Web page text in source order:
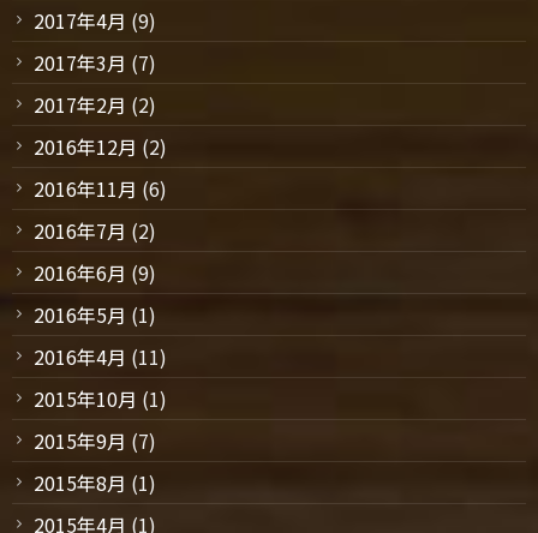
2017年4月 (9)
2017年3月 (7)
2017年2月 (2)
2016年12月 (2)
2016年11月 (6)
2016年7月 (2)
2016年6月 (9)
2016年5月 (1)
2016年4月 (11)
2015年10月 (1)
2015年9月 (7)
2015年8月 (1)
2015年4月 (1)